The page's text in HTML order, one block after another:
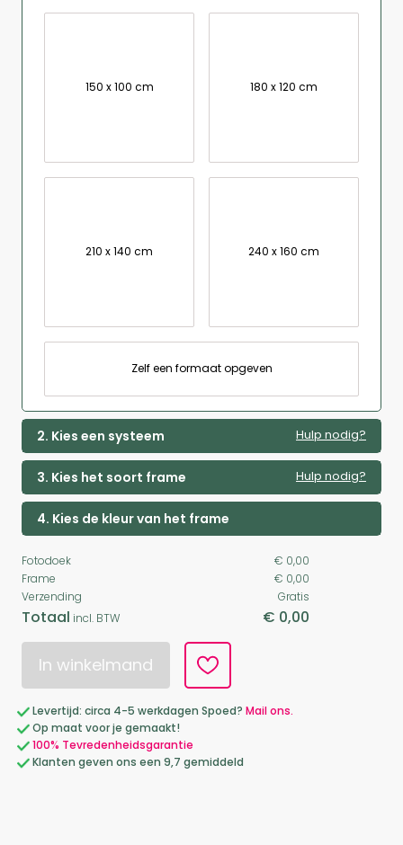
150 x 100 cm 180 x 120 cm
210 x 140 cm 240 x 160 cm
Zelf een formaat opgeven
2. Kies een systeem Hulp nodig?
3. Kies het soort frame Hulp nodig?
4. Kies de kleur van het frame
Fotodoek
€ 0,00
Frame
€ 0,00
Verzending
Gratis
Totaal incl. BTW € 0,00
In winkelmand
Levertijd: circa 4-5 werkdagen Spoed? Mail ons.
Op maat voor je gemaakt!
100% Tevredenheidsgarantie
Klanten geven ons een 9,7 gemiddeld